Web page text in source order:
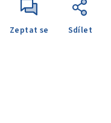
Zeptat se Sdílet